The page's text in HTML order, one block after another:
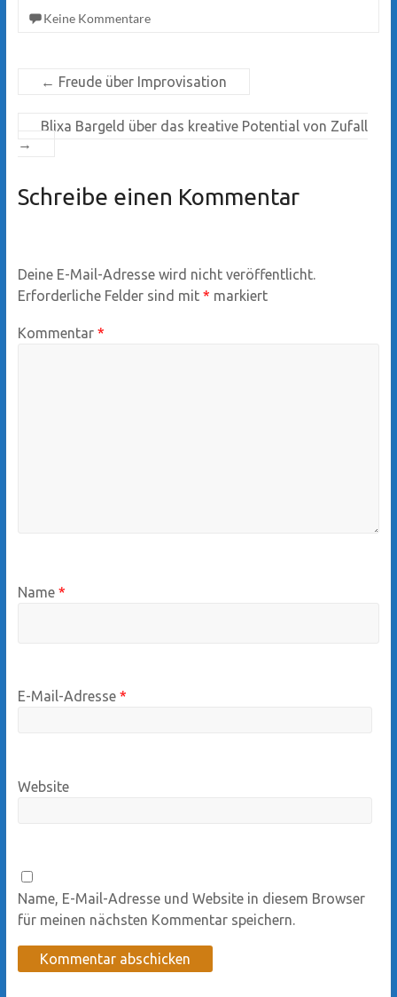
Keine Kommentare
← Freude über Improvisation
Blixa Bargeld über das kreative Potential von Zufall
→
Schreibe einen Kommentar
Deine E-Mail-Adresse wird nicht veröffentlicht.
Erforderliche Felder sind mit * markiert
Kommentar *
Name *
E-Mail-Adresse *
Website
Name, E-Mail-Adresse und Website in diesem Browser
für meinen nächsten Kommentar speichern.